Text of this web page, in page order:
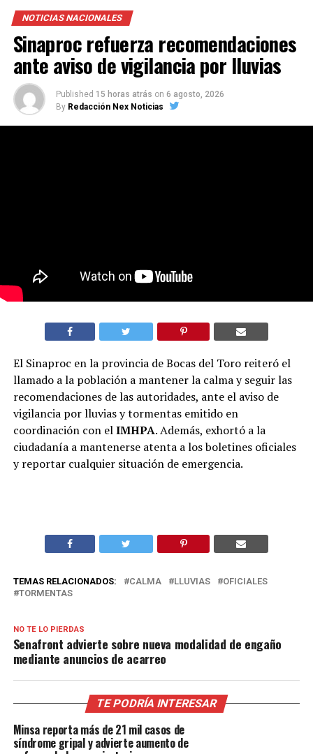
NOTICIAS NACIONALES
Sinaproc refuerza recomendaciones
ante aviso de vigilancia por lluvias
Published 15 horas atrás on 6 agosto, 2026
By Redacción Nex Noticias
El Sinaproc en la provincia de Bocas del Toro reiteró el
llamado a la población a mantener la calma y seguir las
recomendaciones de las autoridades, ante el aviso de
vigilancia por lluvias y tormentas emitido en
coordinación con elIMHPA. Además, exhortó a la
ciudadanía a mantenerse atenta a los boletines oficiales
y reportar cualquier situación de emergencia.
TEMAS RELACIONADOS: CALMA LLUVIAS
OFICIALES
TORMENTAS
NO TE LO PIERDAS
Senafront advierte sobre nueva modalidad de engaño
mediante anuncios de acarreo
TE PODRÍA INTERESAR
Minsa reporta más de 21 mil casos de
síndrome gripal y advierte aumento de